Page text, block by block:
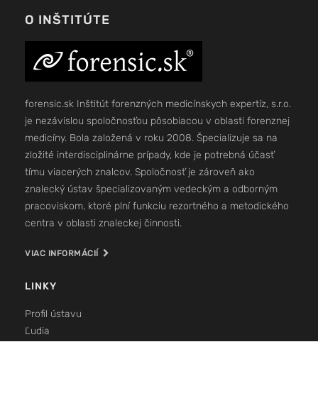
O INŠTITÚTE
forensic.sk Inštitút forenzných medicínskych expertíz, s.r.o.
je nezávislou spoločnosťou pôsobiacou v oblasti forenznej
medicíny. Bola založená v roku 2008. Špecializuje sa na
zložité interdisciplinárne prípady, kde je potrebná účasť
tímu viacerých znalcov. Spoločnosť je zároveň ako
znalecký ústav špecializovaným vedeckým a odborným
pracoviskom, ktoré plní funkciu rezortného a metodického
centra v oblasti znaleckej činnosti.
VIAC INFORMÁCIÍ
LINKY
Profil ústavu
Ľudia